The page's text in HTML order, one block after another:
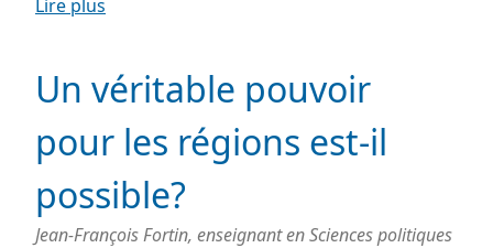
Lire plus
Un véritable pouvoir
pour les régions est-il
possible?
Jean-François Fortin, enseignant en Sciences politiques